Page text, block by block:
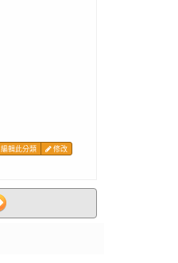
編輯此分類 修改